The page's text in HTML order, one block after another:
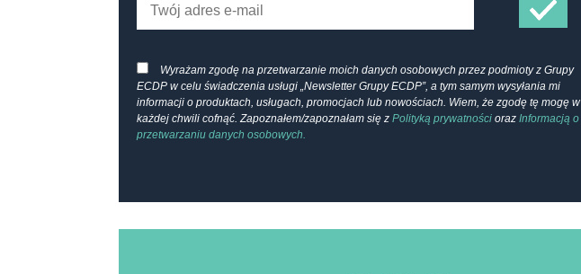
Wyrażam zgodę na przetwarzanie moich danych osobowych przez podmioty z Grupy
ECDP w celu świadczenia usługi „Newsletter Grupy ECDP”, a tym samym wysyłania mi
informacji o produktach, usługach, promocjach lub nowościach. Wiem, że zgodę tę mogę w
każdej chwili cofnąć. Zapoznałem/zapoznałam się z Polityką prywatności oraz Informacją o
przetwarzaniu danych osobowych.